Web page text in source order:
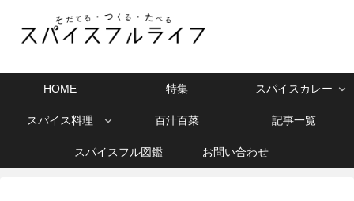
HOME 特集 スパイスカレー
スパイス料理 百汁百菜 記事一覧
スパイスフル図鑑 お問い合わせ